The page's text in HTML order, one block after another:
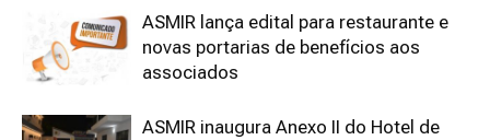
ASMIR lança edital para restaurante e
novas portarias de benefícios aos
associados
ASMIR inaugura Anexo II do Hotel de